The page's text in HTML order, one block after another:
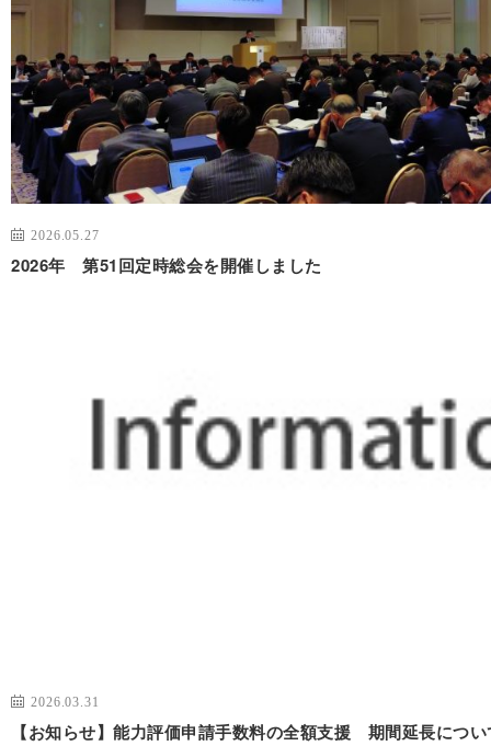
2026.05.27
2026年 第51回定時総会を開催しました
2026.03.31
【お知らせ】能力評価申請手数料の全額支援 期間延長につい